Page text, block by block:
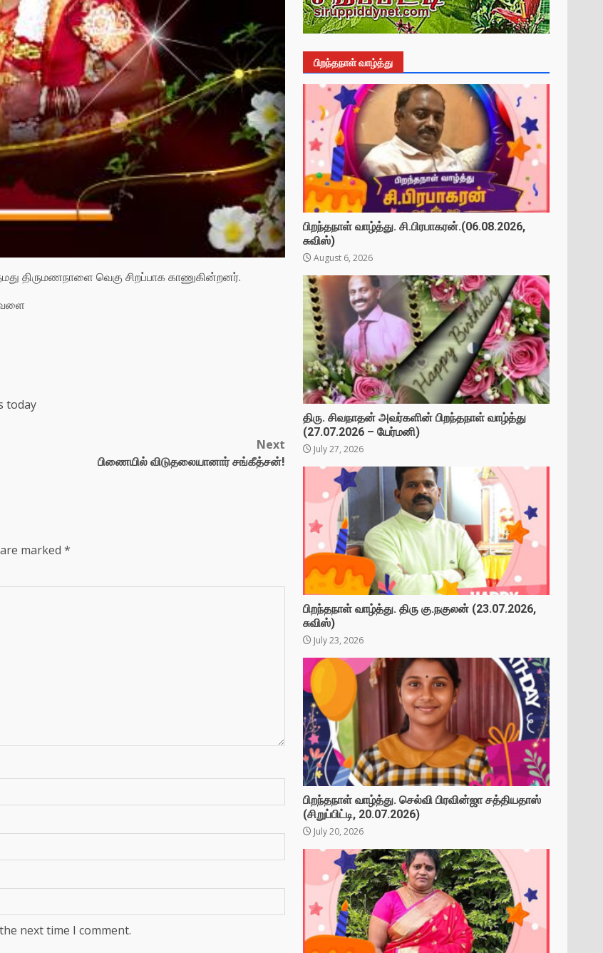
திருமணநாளை வெகு சிறப்பாக காணுகின்றனர்.
today
Next
பிணையில் விடுதலையானார் சங்கீத்சன்!
marked *
next time I comment.
பிறந்தநாள் வாழ்த்து
பிறந்தநாள் வாழ்த்து. சி.பிரபாகரன்.(06.08.2026,
சுவிஸ்)
August 6, 2026
திரு. சிவநாதன் அவர்களின் பிறந்தநாள் வாழ்த்து
(27.07.2026 – யேர்மனி)
July 27, 2026
பிறந்தநாள் வாழ்த்து. திரு கு.நகுலன் (23.07.2026,
சுவிஸ்)
July 23, 2026
பிறந்தநாள் வாழ்த்து. செல்வி பிரவின்ஜா சத்தியதாஸ்
(சிறுப்பிட்டி, 20.07.2026)
July 20, 2026